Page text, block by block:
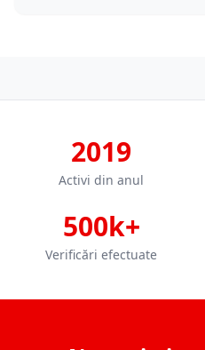
2019
Activi din anul
500k+
Verificări efectuate